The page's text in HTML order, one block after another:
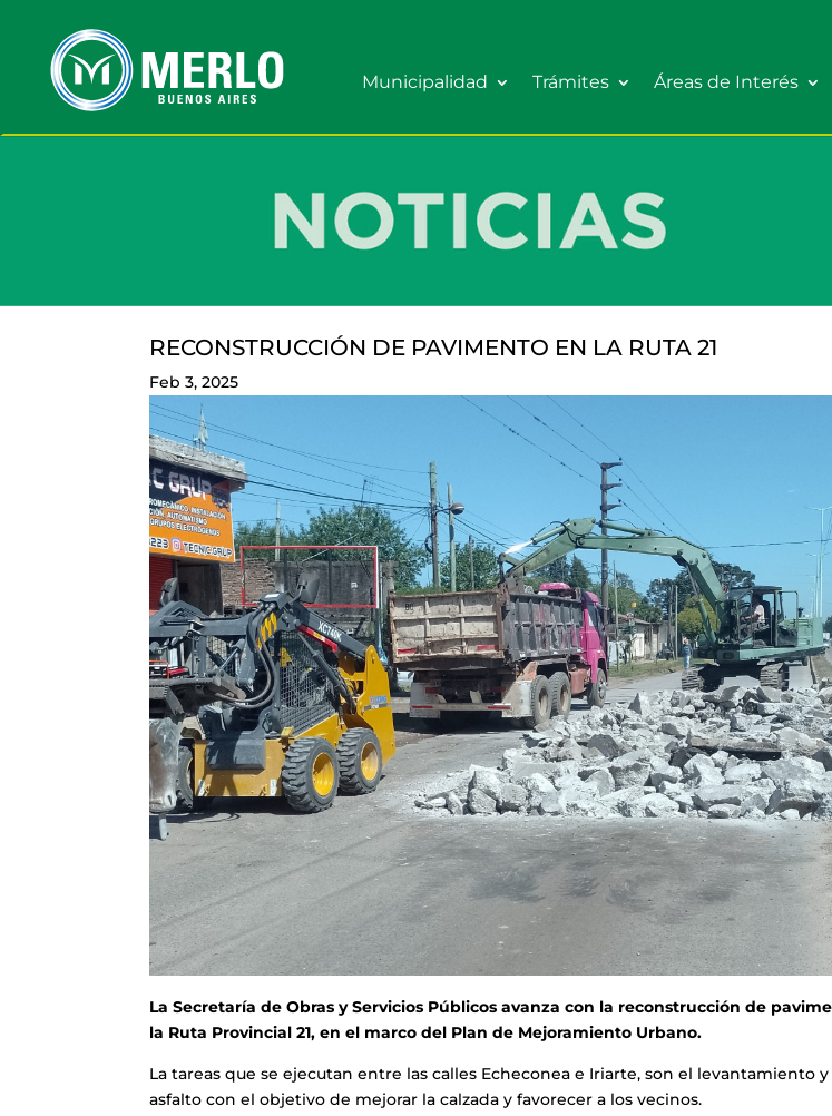
Municipalidad Trámites Áreas de Interés
RECONSTRUCCIÓN DE PAVIMENTO EN LA RUTA 21
Feb 3, 2025
La Secretaría de Obras y Servicios Públicos avanza con la reconstrucción de
la Ruta Provincial 21, en el marco del Plan de Mejoramiento Urbano.
La tareas que se ejecutan entre las calles Echeconea e Iriarte, son el levantamiento
asfalto con el objetivo de mejorar la calzada y favorecer a los vecinos.